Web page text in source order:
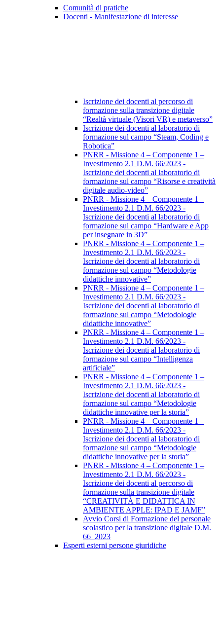
Comunità di pratiche
Docenti - Manifestazione di interesse
Iscrizione dei docenti al percorso di
formazione sulla transizione digitale
“Realtà virtuale (Visori VR) e metaverso”
Iscrizione dei docenti al laboratorio di
formazione sul campo “Steam, Coding e
Robotica”
PNRR - Missione 4 – Componente 1 –
Investimento 2.1 D.M. 66/2023 -
Iscrizione dei docenti al laboratorio di
formazione sul campo “Risorse e creatività
digitale audio-video”
PNRR - Missione 4 – Componente 1 –
Investimento 2.1 D.M. 66/2023 -
Iscrizione dei docenti al laboratorio di
formazione sul campo “Hardware e App
per insegnare in 3D”
PNRR - Missione 4 – Componente 1 –
Investimento 2.1 D.M. 66/2023 -
Iscrizione dei docenti al laboratorio di
formazione sul campo “Metodologie
didattiche innovative”
PNRR - Missione 4 – Componente 1 –
Investimento 2.1 D.M. 66/2023 -
Iscrizione dei docenti al laboratorio di
formazione sul campo “Metodologie
didattiche innovative”
PNRR - Missione 4 – Componente 1 –
Investimento 2.1 D.M. 66/2023 -
Iscrizione dei docenti al laboratorio di
formazione sul campo “Intelligenza
artificiale”
PNRR - Missione 4 – Componente 1 –
Investimento 2.1 D.M. 66/2023 -
Iscrizione dei docenti al laboratorio di
formazione sul campo “Metodologie
didattiche innovative per la storia”
PNRR - Missione 4 – Componente 1 –
Investimento 2.1 D.M. 66/2023 -
Iscrizione dei docenti al laboratorio di
formazione sul campo “Metodologie
didattiche innovative per la storia”
PNRR - Missione 4 – Componente 1 –
Investimento 2.1 D.M. 66/2023 -
Iscrizione dei docenti al percorso di
formazione sulla transizione digitale
“CREATIVITÀ E DIDATTICA IN
AMBIENTE APPLE: IPAD E JAMF”
Avvio Corsi di Formazione del personale
scolastico per la transizione digitale D.M.
66_2023
Esperti esterni persone giuridiche